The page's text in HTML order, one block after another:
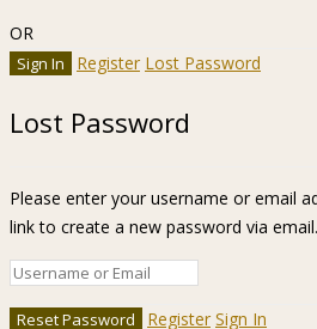
OR
Register Lost Password
Lost Password
Please enter your username or email
link to create a new password via email.
Register Sign In